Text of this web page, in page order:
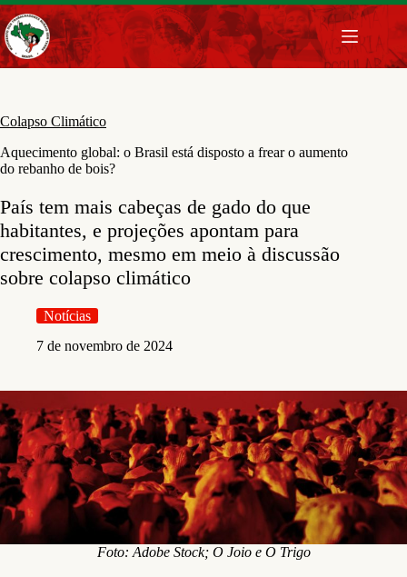
Pular
para
o
conteúdo
Colapso Climático
Aquecimento global: o Brasil está disposto a frear o aumento
do rebanho de bois?
País tem mais cabeças de gado do que
habitantes, e projeções apontam para
crescimento, mesmo em meio à discussão
sobre colapso climático
Notícias
7 de novembro de 2024
Foto: Adobe Stock; O Joio e O Trigo